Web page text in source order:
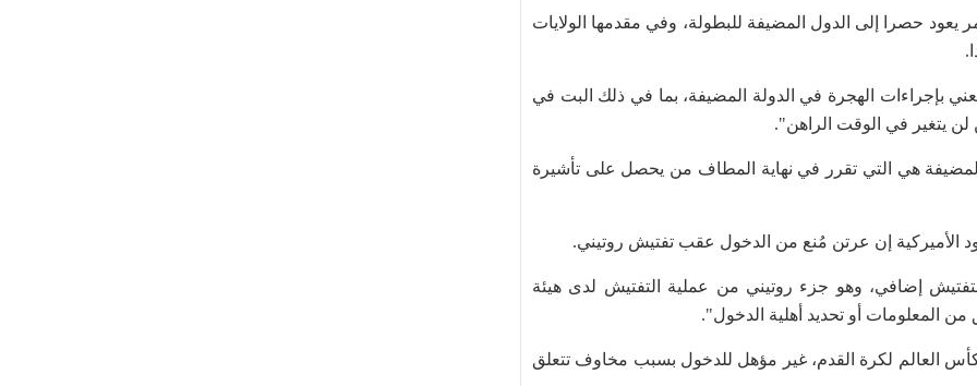
يعود حصرا إلى الدول المضيفة للبطولة، وفي مقدمها الولايات
بإجراءات الهجرة في الدولة المضيفة، بما في ذلك البت في
يتغير في الوقت الراهن".
المضيفة هي التي تقرر في نهاية المطاف من يحصل على تأشيرة
الأميركية إن عرتن مُنع من الدخول عقب تفتيش روتيني.
إضافي، وهو جزء روتيني من عملية التفتيش لدى هيئة
من المعلومات أو تحديد أهلية الدخول".
العالم لكرة القدم، غير مؤهل للدخول بسبب مخاوف تتعلق